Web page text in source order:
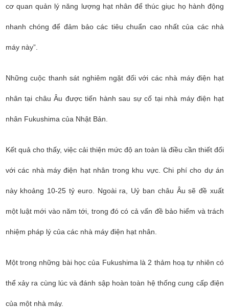
cơ quan quản lý năng lượng hạt nhân để thúc giục họ hành động
nhanh chóng để đảm bảo các tiêu chuẩn cao nhất của các nhà
máy này”.
Những cuộc thanh sát nghiêm ngặt đối với các nhà máy điện hạt
nhân tại châu Âu được tiến hành sau sự cố tại nhà máy điện hạt
nhân Fukushima của Nhật Bản.
Kết quả cho thấy, việc cải thiện mức độ an toàn là điều cần thiết đối
với các nhà máy điện hạt nhân trong khu vực. Chi phí cho dự án
này khoảng 10-25 tỷ euro. Ngoài ra, Uỷ ban châu Âu sẽ đề xuất
một luật mới vào năm tới, trong đó có cả vấn đề bảo hiểm và trách
nhiệm pháp lý của các nhà máy điện hạt nhân.
Một trong những bài học của Fukushima là 2 thảm hoạ tự nhiên có
thể xảy ra cùng lúc và đánh sập hoàn toàn hệ thống cung cấp điện
của một nhà máy.